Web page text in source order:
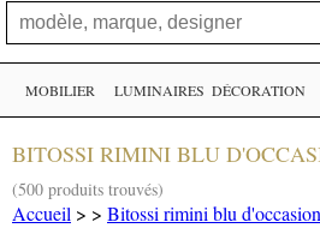
MOBILIER LUMINAIRES DÉCORATION
BITOSSI RIMINI BLU
(500 produits trouvés)
Accueil > > Bitossi rimini blu d'occasion